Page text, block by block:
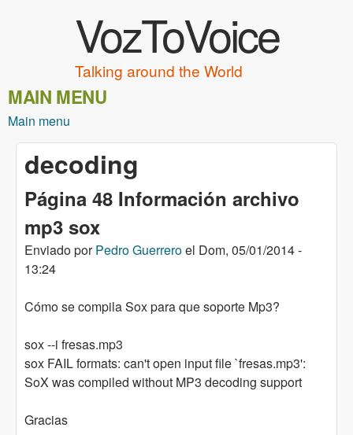
VozToVoice
Talking around the World
MAIN MENU
Main menu
decoding
Página 48 Información archivo
mp3 sox
Enviado porPedro Guerreroel Dom, 05/01/2014 -
13:24
Cómo se compila Sox para que soporte Mp3?
sox --i fresas.mp3
sox FAIL formats: can't open input file `fresas.mp3':
SoX was compiled without MP3 decoding support
Gracias